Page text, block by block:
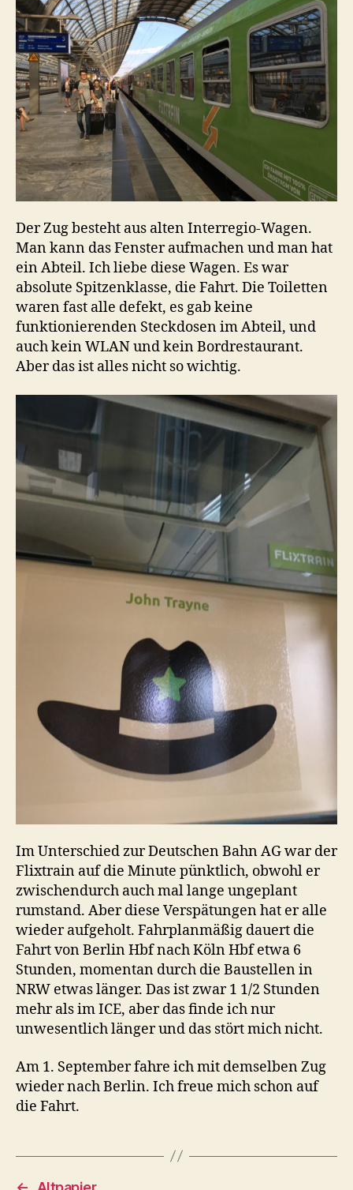
Der Zug besteht aus alten Interregio-Wagen.
Man kann das Fenster aufmachen und man hat
ein Abteil. Ich liebe diese Wagen. Es war
absolute Spitzenklasse, die Fahrt. Die Toiletten
waren fast alle defekt, es gab keine
funktionierenden Steckdosen im Abteil, und
auch kein WLAN und kein Bordrestaurant.
Aber das ist alles nicht so wichtig.
Im Unterschied zur Deutschen Bahn AG war der
Flixtrain auf die Minute pünktlich, obwohl er
zwischendurch auch mal lange ungeplant
rumstand. Aber diese Verspätungen hat er alle
wieder aufgeholt. Fahrplanmäßig dauert die
Fahrt von Berlin Hbf nach Köln Hbf etwa 6
Stunden, momentan durch die Baustellen in
NRW etwas länger. Das ist zwar 1 1/2 Stunden
mehr als im ICE, aber das finde ich nur
unwesentlich länger und das stört mich nicht.
Am 1. September fahre ich mit demselben Zug
wieder nach Berlin. Ich freue mich schon auf
die Fahrt.